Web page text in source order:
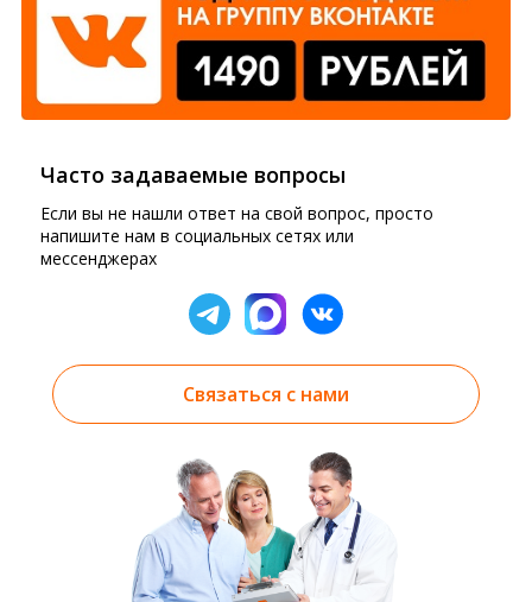
Часто задаваемые вопросы
Если вы не нашли ответ на свой вопрос, просто
напишите нам в социальных сетях или
мессенджерах
Связаться с нами